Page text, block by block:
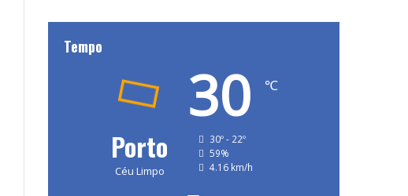
Tempo
Porto
Céu Limpo
30 ℃
30º - 22º
59%
4.16 km/h